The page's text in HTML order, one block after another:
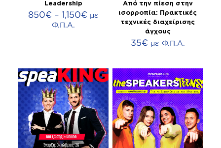
Leadership
850€ – 1,150€Price
με
Φ.Π.Α.
Από την πίεση στην
ισορροπία: Πρακτικές
τεχνικές διαχείρισης
άγχους
35€ με Φ.Π.Α.